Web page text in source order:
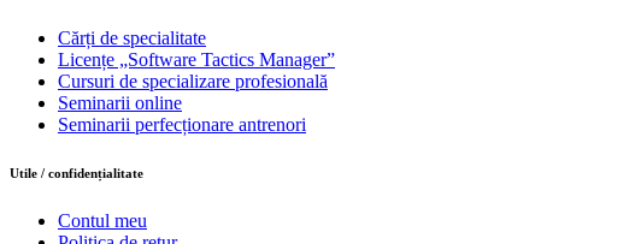
Cărți de specialitate
Licențe „Software Tactics Manager”
Cursuri de specializare profesională
Seminarii online
Seminarii perfecționare antrenori
Utile / confidențialitate
Contul meu